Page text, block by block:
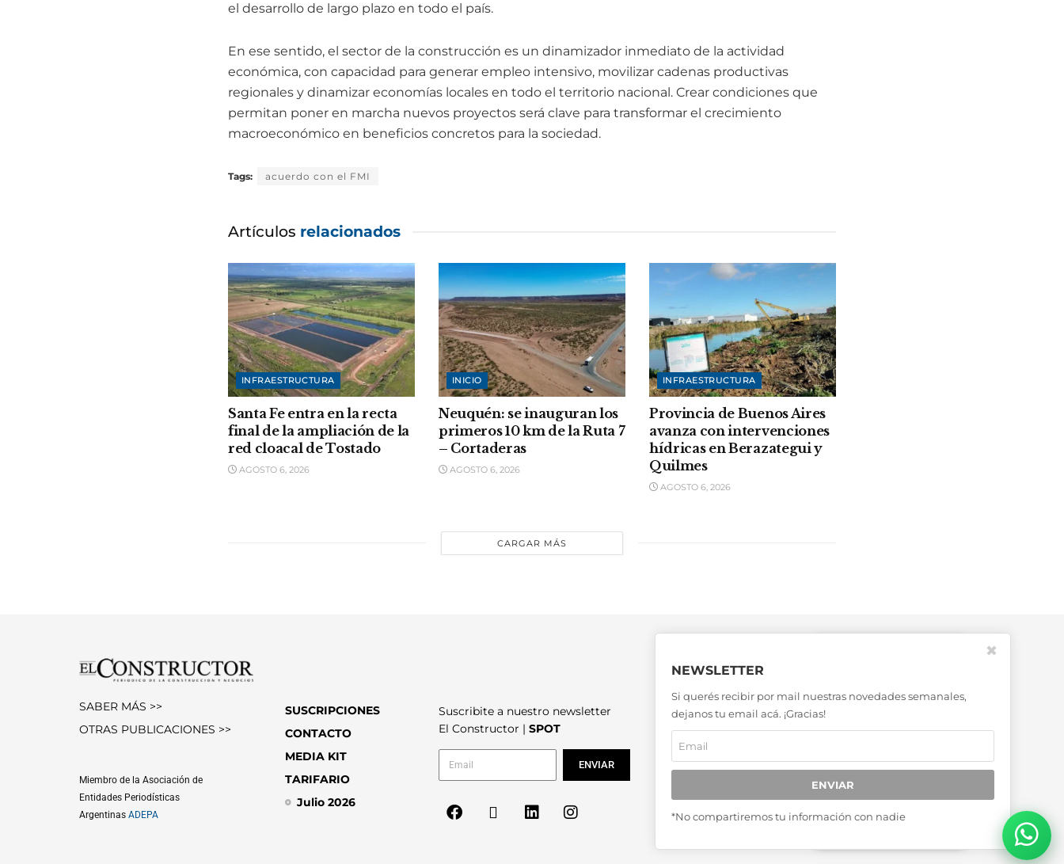
el desarrollo de largo plazo en todo el país.
En ese sentido, el sector de la construcción es un dinamizador inmediato de la actividad
económica, con capacidad para generar empleo intensivo, movilizar cadenas productivas
regionales y dinamizar economías locales en todo el territorio nacional. Crear condiciones que
permitan poner en marcha nuevos proyectos será clave para transformar el crecimiento
macroeconómico en beneficios concretos para la sociedad.
Tags: acuerdo con el FMI
Artículos relacionados
INFRAESTRUCTURA
Santa Fe entra en la recta
final de la ampliación de la
red cloacal de Tostado
AGOSTO 6, 2026
INICIO
Neuquén: se inauguran los
primeros 10 km de la Ruta 7
– Cortaderas
AGOSTO 6, 2026
INFRAESTRUCTURA
Provincia de Buenos Aires
avanza con intervenciones
hídricas en Berazategui y
Quilmes
AGOSTO 6, 2026
CARGAR MÁS
SABER MÁS >>
OTRAS PUBLICACIONES >>
Miembro de la Asociación de
Entidades Periodísticas
Argentinas ADEPA
SUSCRIPCIONES
CONTACTO
MEDIA KIT
TARIFARIO
Julio 2026
Suscribite a nuestro newsletter
El Constructor | SPOT
ENVIAR
NEWSLETTER
Si querés recibir por mail nuestras novedades semanales,
dejanos tu email acá. ¡Gracias!
ENVIAR
*No compartiremos tu información con nadie
✖